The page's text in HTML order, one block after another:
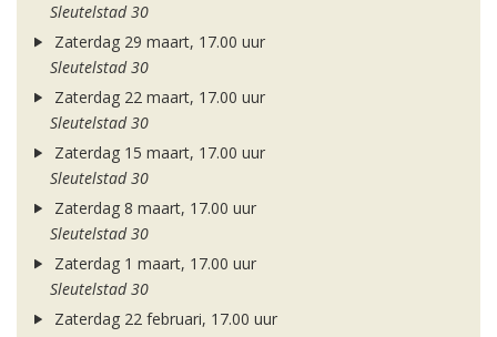
Sleutelstad 30
Zaterdag 29 maart, 17.00 uur
Sleutelstad 30
Zaterdag 22 maart, 17.00 uur
Sleutelstad 30
Zaterdag 15 maart, 17.00 uur
Sleutelstad 30
Zaterdag 8 maart, 17.00 uur
Sleutelstad 30
Zaterdag 1 maart, 17.00 uur
Sleutelstad 30
Zaterdag 22 februari, 17.00 uur